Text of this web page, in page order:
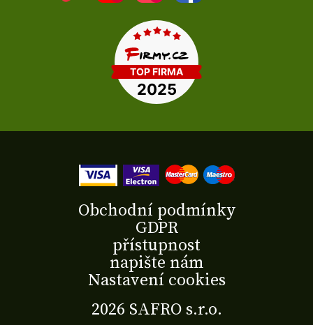
2026 SAFRO s.r.o.
Obchodní podmínky
GDPR
přístupnost
napište nám
Nastavení cookies